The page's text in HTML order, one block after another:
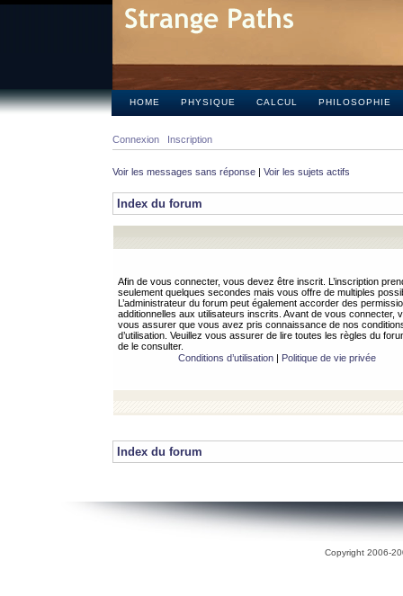
HOME PHYSIQUE CALCUL PHILOSOPHIE
Connexion Inscription
Voir les messages sans réponse | Voir les sujets actifs
Index du forum
Afin de vous connecter, vous devez être inscrit. L’inscription
seulement quelques secondes mais vous offre de multiples
L’administrateur du forum peut également accorder des
additionnelles aux utilisateurs inscrits. Avant de vous connecter,
vous assurer que vous avez pris connaissance de nos
d’utilisation. Veuillez vous assurer de lire toutes les règles du
de le consulter.
Conditions d’utilisation| Politique de vie privée
Index du forum
Copyright 2006-